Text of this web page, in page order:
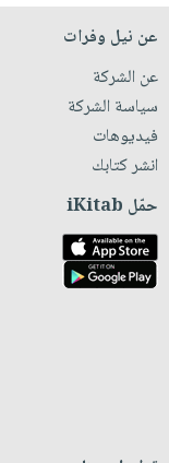
عن نيل وفرات
عن الشركة
سياسة الشركة
فيديوهات
انشر كتابك
حمّل iKitab